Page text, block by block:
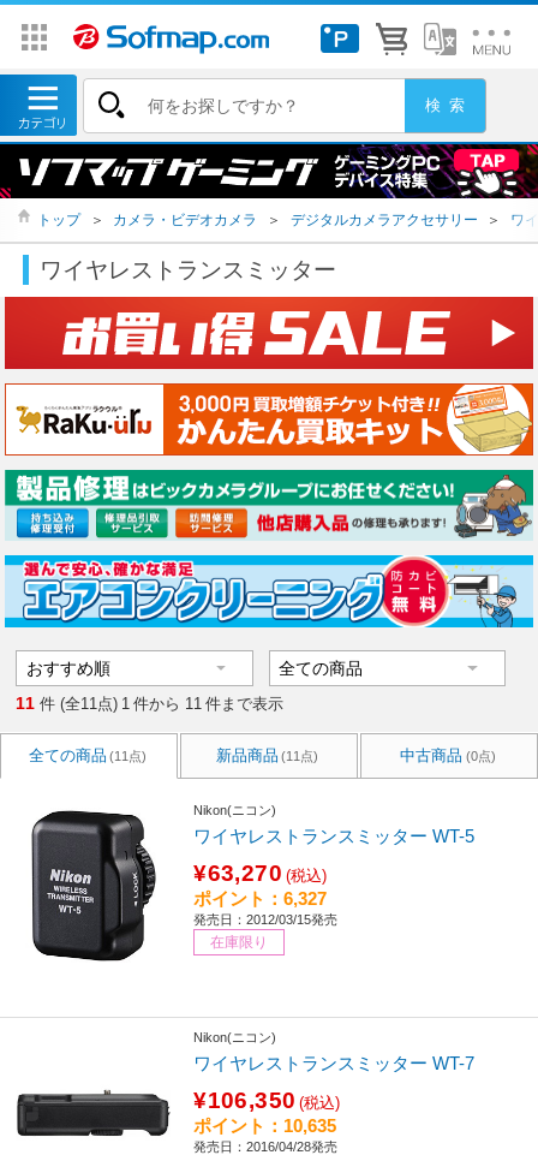
トップ ＞ カメラ・ビデオカメラ ＞ デジタルカメラアクセサリー ＞ ワ
ワイヤレストランスミッター
11 件 (全11点) 1 件から 11 件まで表示
全ての商品 (11点) 新品商品 (11点) 中古商品 (0点)
Nikon(ニコン)
ワイヤレストランスミッター WT-5
¥63,270 (税込)
ポイント：6,327
発売日：2012/03/15発売
在庫限り
Nikon(ニコン)
ワイヤレストランスミッター WT-7
¥106,350 (税込)
ポイント：10,635
発売日：2016/04/28発売